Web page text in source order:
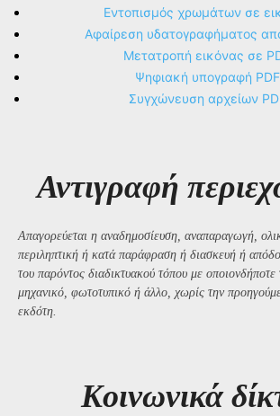
Εντοπισμός χρωμάτων σε
Αφαίρεση υδατογραφήματος
Μετατροπή εικόνας σε
Ψηφιακή υπογραφή PDF
Συγχώνευση αρχείων
Αντιγραφή
Απαγορεύεται η αναδημοσίευση, αναπαραγωγή,
περιληπτική ή κατά παράφραση ή διασκευή ή
του παρόντος διαδικτυακού τόπου με
μηχανικό, φωτοτυπικό ή άλλο, χωρίς την
εκδότη.
Kοινωνικά